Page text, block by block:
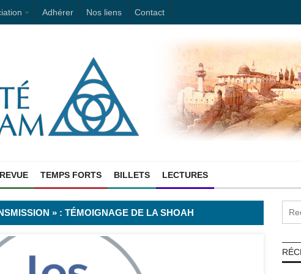
Adhérer Nos liens Contact
TEMPS FORTS BILLETS LECTURES
» : TÉMOIGNAGE DE LA SHOAH